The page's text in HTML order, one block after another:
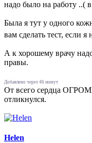
надо было на работу ..(
Была я тут у одного
вам сделать тест, если я
А к хорошему врачу
правы.
Добавлено через 46 минут
От всего сердца
отликнулся.
Helen